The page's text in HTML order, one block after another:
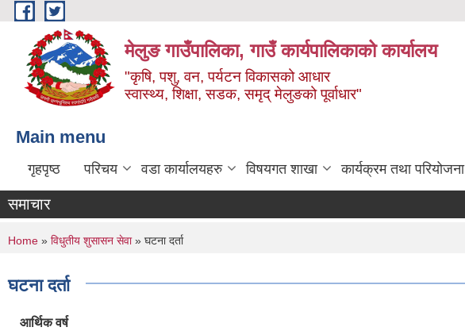
Skip to main content
मेलुङ गाउँपालिका, गाउँ कार्यपालिकाको कार्यालय
"कृषि, पशु, वन, पर्यटन विकासको आधार
स्वास्थ्य, शिक्षा, सडक, समृद् मेलुङको पूर्वाधार"
Main menu
गृहपृष्ठ परिचय वडा कार्यालयहरु विषयगत शाखा कार्यक्रम तथा परियोजना
समाचार
You are here
Home » विधुतीय शुसासन सेवा» घटना दर्ता
घटना दर्ता
आर्थिक वर्ष